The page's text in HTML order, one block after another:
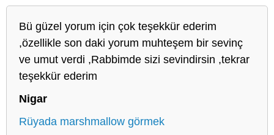
Bü güzel yorum için çok teşekkür ederim
,özellikle son daki yorum muhteşem bir sevinç
ve umut verdi ,Rabbimde sizi sevindirsin ,tekrar
teşekkür ederim
Nigar
Rüyada marshmallow görmek